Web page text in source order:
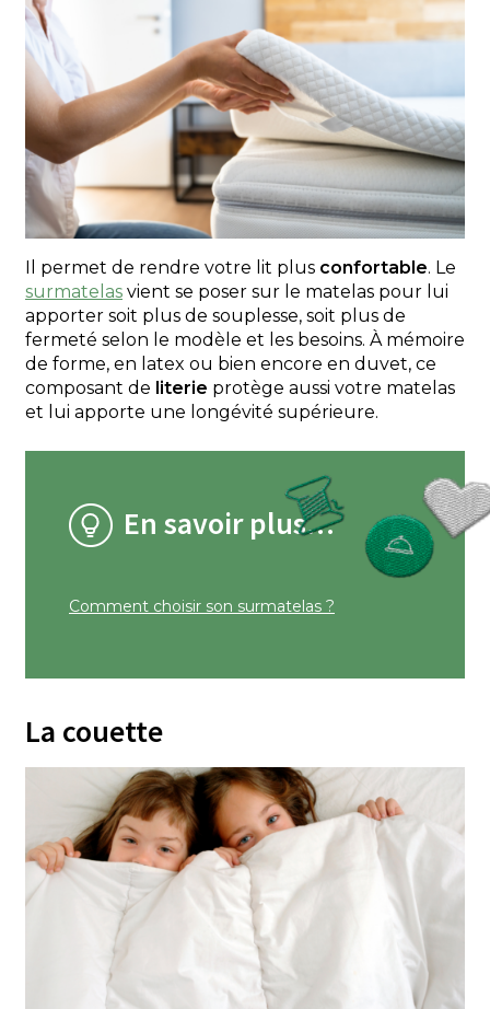
Il permet de rendre votre lit plus confortable. Le
surmatelas vient se poser sur le matelas pour lui
apporter soit plus de souplesse, soit plus de
fermeté selon le modèle et les besoins. À mémoire
de forme, en latex ou bien encore en duvet, ce
composant de literie protège aussi votre matelas
et lui apporte une longévité supérieure.
En savoir plus…
Comment choisir son surmatelas ?
La couette